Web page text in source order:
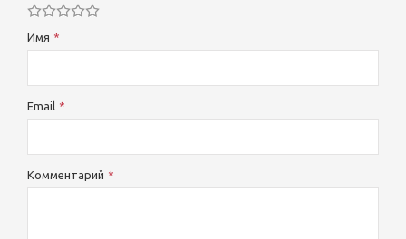
Имя
Email
Комментарий